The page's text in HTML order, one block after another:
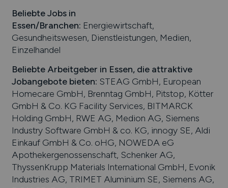
Beliebte Jobs in
Essen/Branchen: Energiewirtschaft,
Gesundheitswesen, Dienstleistungen, Medien,
Einzelhandel
Beliebte Arbeitgeber in Essen, die attraktive
Jobangebote bieten: STEAG GmbH, European
Homecare GmbH, Brenntag GmbH, Pitstop, Kötter
GmbH & Co. KG Facility Services, BITMARCK
Holding GmbH, RWE AG, Medion AG, Siemens
Industry Software GmbH & co. KG, innogy SE, Aldi
Einkauf GmbH & Co. oHG, NOWEDA eG
Apothekergenossenschaft, Schenker AG,
ThyssenKrupp Materials International GmbH, Evonik
Industries AG, TRIMET Aluminium SE, Siemens AG,